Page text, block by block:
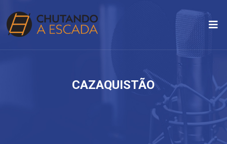
CAZAQUISTÃO